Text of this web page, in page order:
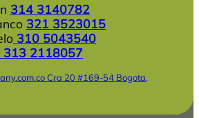
314 3140782
321 3523015
310 5043540
313 2118057
Cra 20 #169-54 Bogota,